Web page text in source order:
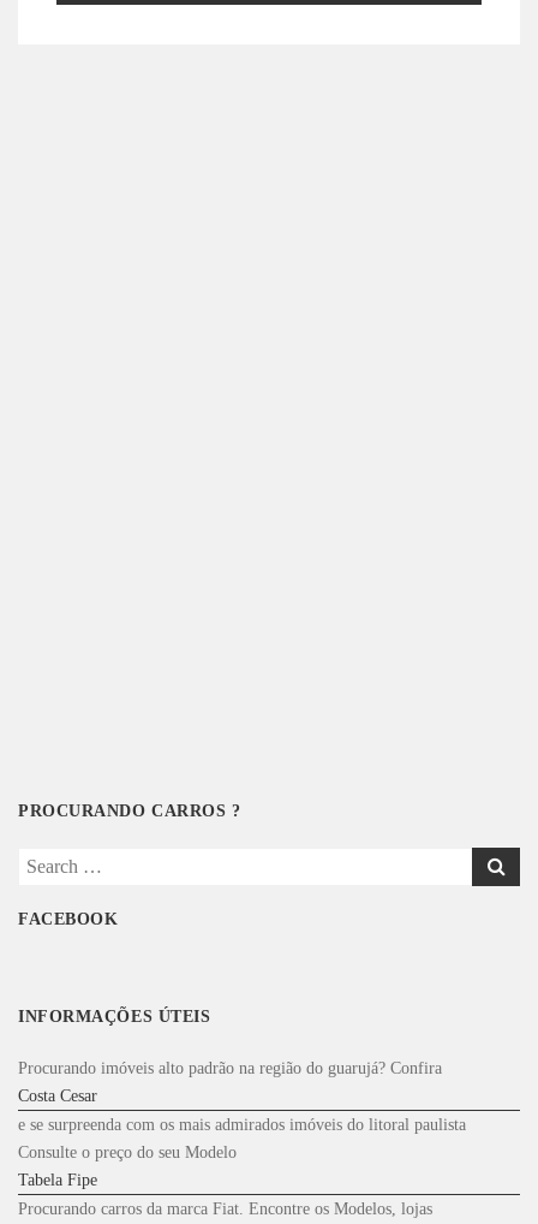
PROCURANDO CARROS ?
Search
FACEBOOK
INFORMAÇÕES ÚTEIS
Procurando imóveis alto padrão na região do guarujá? Confira
Costa Cesar
e se surpreenda com os mais admirados imóveis do litoral paulista
Consulte o preço do seu Modelo
Tabela Fipe
Procurando carros da marca Fiat. Encontre os Modelos, lojas